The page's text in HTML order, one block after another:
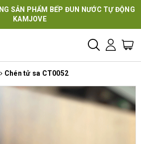
SẢN PHẨM BẾP ĐUN NƯỚC TỰ ĐỘNG
KAMJOVE
Chén tử sa CT0052